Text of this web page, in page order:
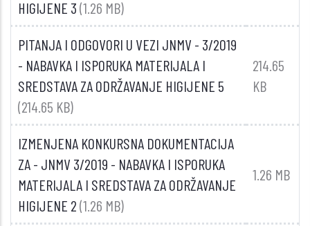
HIGIJENE 3(1.26 MB)
PITANJA I ODGOVORI U VEZI JNMV - 3/2019
- NABAVKA I ISPORUKA MATERIJALA I
SREDSTAVA ZA ODRŽAVANJE HIGIJENE 5
(214.65 KB)
214.65
KB
IZMENJENA KONKURSNA DOKUMENTACIJA
ZA - JNMV 3/2019 - NABAVKA I ISPORUKA
MATERIJALA I SREDSTAVA ZA ODRŽAVANJE
HIGIJENE 2(1.26 MB)
1.26 MB